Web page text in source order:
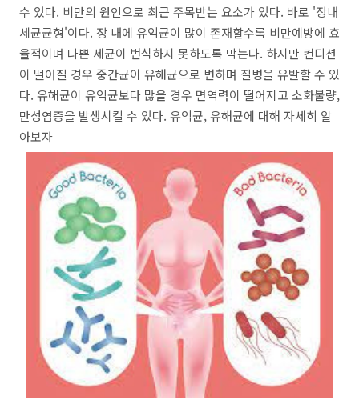
수 있다. 비만의 원인으로 최근 주목받는 요소가 있다. 바로 '장내
세균균형'이다. 장 내에 유익균이 많이 존재할수록 비만예방에 효
율적이며 나쁜 세균이 번식하지 못하도록 막는다. 하지만 컨디션
이 떨어질 경우 중간균이 유해균으로 변하며 질병을 유발할 수 있
다. 유해균이 유익균보다 많을 경우 면역력이 떨어지고 소화불량,
만성염증을 발생시킬 수 있다. 유익균, 유해균에 대해 자세히 알
아보자